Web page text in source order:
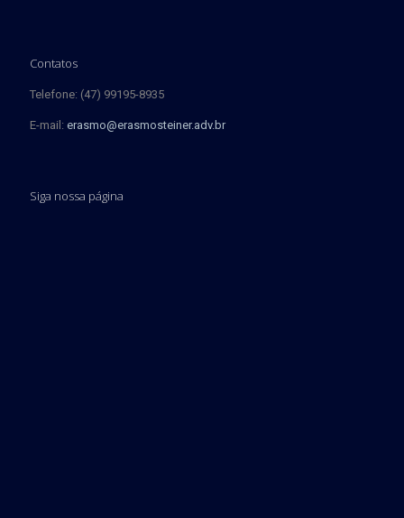
Contatos
Telefone: (47) 99195-8935
E-mail: erasmo@erasmosteiner.adv.br
Siga nossa página